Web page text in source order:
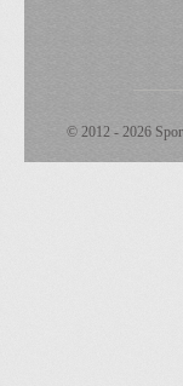
© 2012 - 2026